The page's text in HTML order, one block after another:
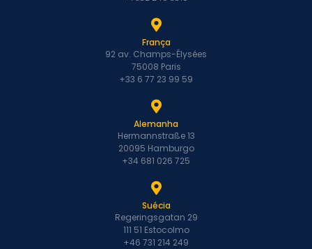
França
92 av. Champs-Élysées
75008 Paris
+33 6 77 23 99 59
Alemanha
Hermannstraße 13
20095 Hamburgo
+34 681 026 725
Suécia
Regeringsgatan 29
111 51 Estocolmo
+46 731 214 249